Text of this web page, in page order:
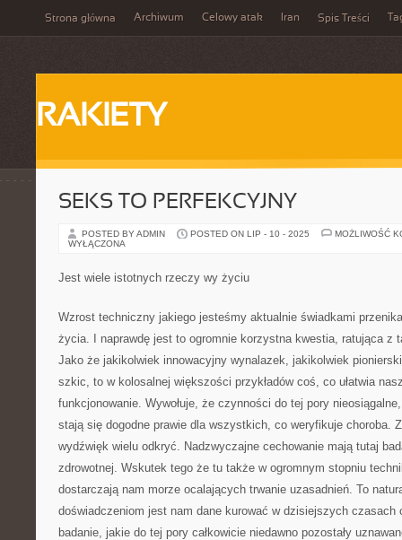
Strona główna Archiwum Celowy atak Iran Spis Treści
RAKIETY
SEKS TO PERFEKCYJNY
POSTED BY ADMIN POSTED ON LIP - 10 - 2025
MOŻLIWOŚĆ
WYŁĄCZONA
Jest wiele istotnych rzeczy wy życiu
Wzrost techniczny jakiego jesteśmy aktualnie świadkami
życia. I naprawdę jest to ogromnie korzystna kwestia, ratująca z
Jako że jakikolwiek innowacyjny wynalazek, jakikolwiek
szkic, to w kolosalnej większości przykładów coś, co ułatwia
funkcjonowanie. Wywołuje, że czynności do tej pory
stają się dogodne prawie dla wszystkich, co weryfikuje choroba.
wydźwięk wielu odkryć. Nadzwyczajne cechowanie mają tutaj
zdrowotnej. Wskutek tego że tu także w ogromnym stopniu
dostarczają nam morze ocalających trwanie uzasadnień. To
doświadczeniom jest nam dane kurować w dzisiejszych czasach
badanie, jakie do tej pory całkowicie niedawno pozostały